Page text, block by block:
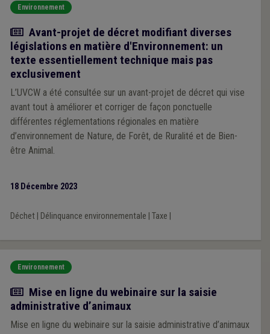
Environnement
Actualité
Avant-projet de décret modifiant diverses
législations en matière d'Environnement: un
texte essentiellement technique mais pas
exclusivement
L’UVCW a été consultée sur un avant-projet de décret qui vise
avant tout à améliorer et corriger de façon ponctuelle
différentes réglementations régionales en matière
d’environnement de Nature, de Forêt, de Ruralité et de Bien-
être Animal.
18 Décembre 2023
Déchet| Délinquance environnementale Taxe
Environnement
Actualité
Mise en ligne du webinaire sur la saisie
administrative d’animaux
Mise en ligne du webinaire sur la saisie administrative d’animaux